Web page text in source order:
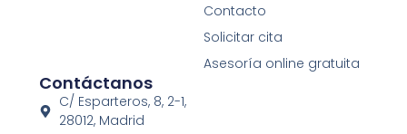
-
f
m
Contacto
Solicitar cita
Asesoría online gratuita
Contáctanos
C/ Esparteros, 8, 2-1,
28012, Madrid